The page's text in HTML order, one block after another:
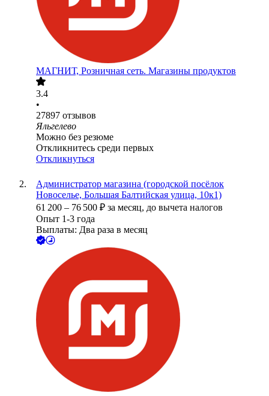
МАГНИТ, Розничная сеть. Магазины продуктов
3.4
•
27897 отзывов
Яльгелево
Можно без резюме
Откликнитесь среди первых
Откликнуться
Администратор магазина (городской посёлок
Новоселье, Большая Балтийская улица, 10к1)
61 200 – 76 500 ₽ за месяц, до вычета налогов
Опыт 1-3 года
Выплаты: Два раза в месяц